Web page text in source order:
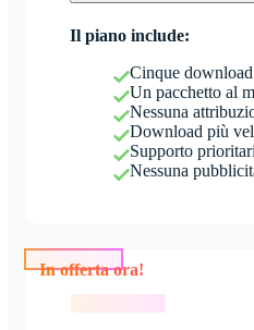
Il piano include:
Cinque
Un pacchetto al
Nessuna
Download più
Supporto
Nessuna